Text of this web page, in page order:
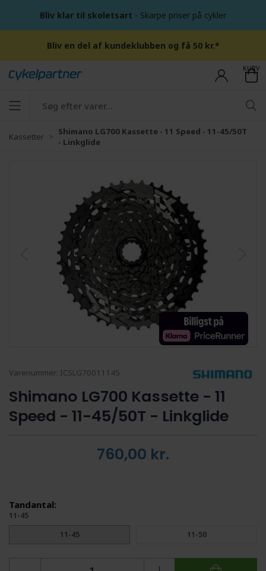
Bliv klar til skoletsart - Skarpe priser på cykler
Bliv en del af kundeklubben og få 50 kr.*
KURV
Kassetter
Shimano LG700 Kassette - 11 Speed - 11-45/50T
- Linkglide
Varenummer: ICSLG70011145
Shimano LG700 Kassette - 11
Speed - 11-45/50T - Linkglide
760,00 kr.
Tandantal:
11-45
11-45
11-50